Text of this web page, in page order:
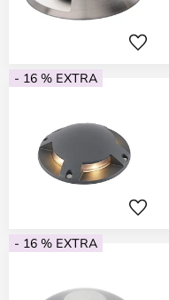
- 16 % EXTRA
- 16 % EXTRA